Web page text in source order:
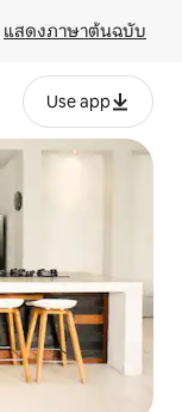
แสดงภาษาต้นฉบับ
Use app